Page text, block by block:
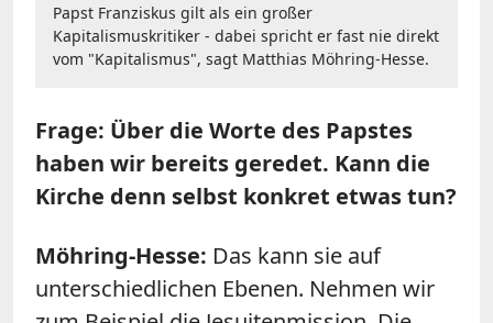
Papst Franziskus gilt als ein großer
Kapitalismuskritiker - dabei spricht er fast nie direkt
vom "Kapitalismus", sagt Matthias Möhring-Hesse.
Frage: Über die Worte des Papstes
haben wir bereits geredet. Kann die
Kirche denn selbst konkret etwas tun?
Möhring-Hesse: Das kann sie auf
unterschiedlichen Ebenen. Nehmen wir